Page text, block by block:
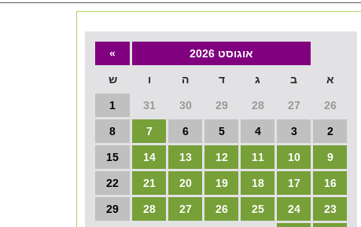
אוגוסט 2026 »
א ב ג ד ה ו ש
26
27
28
29
30
31
1
2
3
4
5
6
7
8
9
10
11
12
13
14
15
16
17
18
19
20
21
22
23
24
25
26
27
28
29